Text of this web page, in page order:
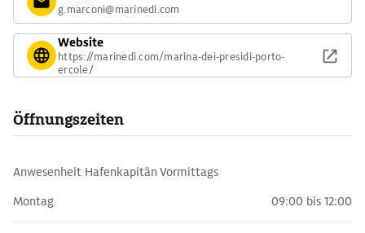
g.marconi@marinedi.com
Website
https://marinedi.com/marina-dei-presidi-porto-
ercole/
Öffnungszeiten
Anwesenheit Hafenkapitän Vormittags
Montag
09:00 bis 12:00